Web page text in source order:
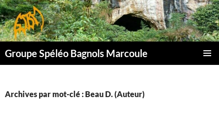
Aller
au
contenu
Groupe Spéléo Bagnols Marcoule
Archives par mot-clé : Beau D. (Auteur)